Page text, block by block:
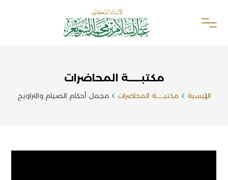
مكتبـــــة المحاضرات
الرئيسية مكتبـــــة المحاضرات مجمل أحكام الصيام والتراويح